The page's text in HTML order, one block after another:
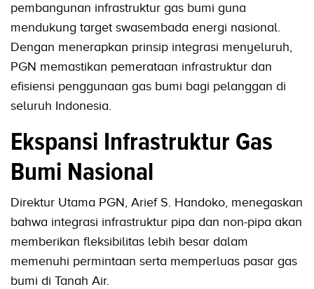
pembangunan infrastruktur gas bumi guna
mendukung target swasembada energi nasional.
Dengan menerapkan prinsip integrasi menyeluruh,
PGN memastikan pemerataan infrastruktur dan
efisiensi penggunaan gas bumi bagi pelanggan di
seluruh Indonesia.
Ekspansi Infrastruktur Gas
Bumi Nasional
Direktur Utama PGN, Arief S. Handoko, menegaskan
bahwa integrasi infrastruktur pipa dan non-pipa akan
memberikan fleksibilitas lebih besar dalam
memenuhi permintaan serta memperluas pasar gas
bumi di Tanah Air.